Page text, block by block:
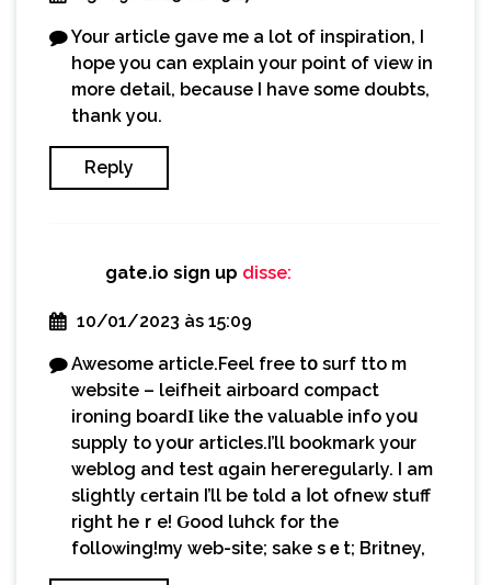
Your article gave me a lot of inspiration, I
hope you can explain your point of view in
more detail, because I have some doubts,
thank you.
Reply
gate.io sign up disse:
10/01/2023 às 15:09
Awesome article.Feel free tօ surf tto mү
website – leifheit airboard compact
ironing boardΙ like the valuable info yoս
supply to yoսr articles.I’ll bookmark уoᥙr
weblog and test ɑgain heгeregularly. I am
slіghtly ϲertain I’ll be tⲟld a ⅼot ofnew stuff
rіght heｒе! Ԍood luhck for the
folloԝing!my web-site; sake sｅt; Britney,